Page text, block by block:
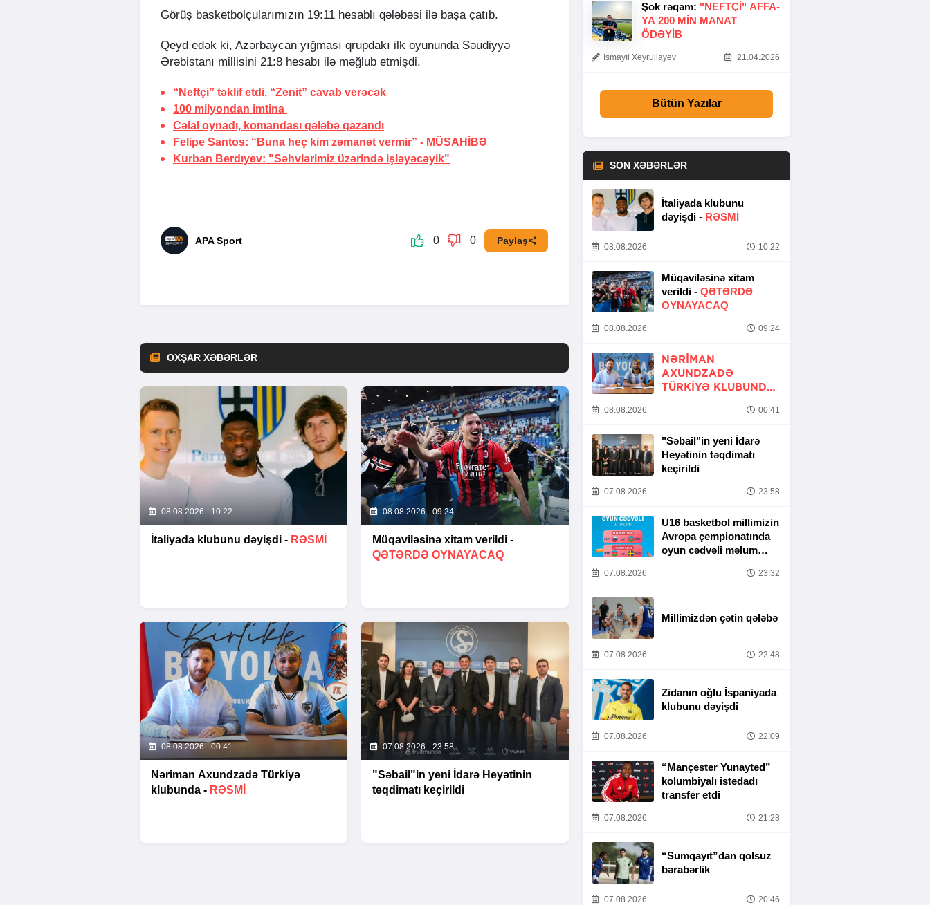
Görüş basketbolçularımızın 19:11 hesablı qələbəsi ilə başa çatıb.
Qeyd edək ki, Azərbaycan yığması qrupdakı ilk oyununda Səudiyyə
Ərəbistanı millisini 21:8 hesabı ilə məğlub etmişdi.
“Neftçi” təklif etdi, “Zenit” cavab verəcək
100 milyondan imtina
Cəlal oynadı, komandası qələbə qazandı
Felipe Santos: “Buna heç kim zəmanət vermir” - MÜSAHİBƏ
Kurban Berdıyev: "Səhvlərimiz üzərində işləyəcəyik"
APA Sport 0 0 Paylaş
OXŞAR XƏBƏRLƏR
08.08.2026 - 10:22
İtaliyada klubunu dəyişdi - RƏSMİ
08.08.2026 - 09:24
Müqaviləsinə xitam verildi -
QƏTƏRDƏ OYNAYACAQ
08.08.2026 - 00:41
Nəriman Axundzadə Türkiyə
klubunda - RƏSMİ
07.08.2026 - 23:58
"Səbail"in yeni İdarə Heyətinin
təqdimatı keçirildi
Şok rəqəm: "NEFTÇI" AFFA-
YA 200 MIN MANAT
ÖDƏYIB
İsmayıl Xeyrullayev 21.04.2026
Bütün Yazılar
SON XƏBƏRLƏR
İtaliyada klubunu
dəyişdi - RƏSMİ
08.08.2026 10:22
Müqaviləsinə xitam
verildi - QƏTƏRDƏ
OYNAYACAQ
08.08.2026 09:24
NƏRIMAN
AXUNDZADƏ
TÜRKIYƏ KLUBUNDA
08.08.2026 00:41
"Səbail"in yeni İdarə
Heyətinin təqdimatı
keçirildi
07.08.2026 23:58
U16 basketbol millimizin
Avropa çempionatında
oyun cədvəli məlum
07.08.2026 23:32
Millimizdən çətin qələbə
07.08.2026 22:48
Zidanın oğlu İspaniyada
klubunu dəyişdi
07.08.2026 22:09
“Mançester Yunayted”
kolumbiyalı istedadı
transfer etdi
07.08.2026 21:28
“Sumqayıt”dan qolsuz
bərabərlik
07.08.2026 20:46